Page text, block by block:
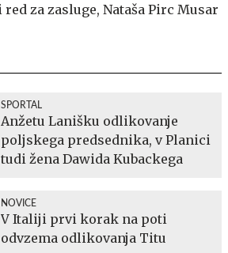
SPORTAL
Anžetu Lanišku odlikovanje
poljskega predsednika, v Planici
tudi žena Dawida Kubackega
NOVICE
V Italiji prvi korak na poti
odvzema odlikovanja Titu